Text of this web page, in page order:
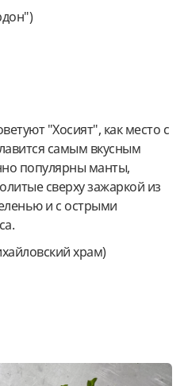
"Хосият", как место с
самым вкусным
популярны манты,
сверху зажаркой из
и с острыми
храм)